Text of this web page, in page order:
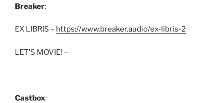
Breaker:
EX LIBRIS – https://www.breaker.audio/ex-libris-2
LET’S MOVIE! –
Castbox: